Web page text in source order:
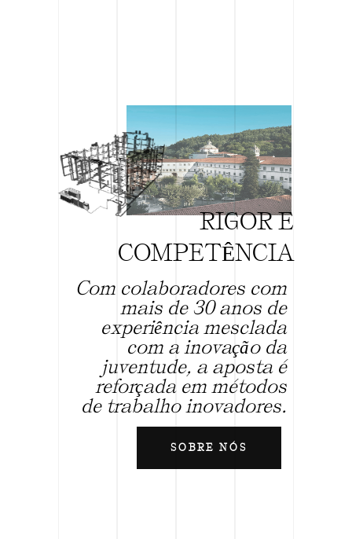
RIGORE
COMPETÊNCIA
Com colaboradores com
mais de 30 anos de
experiência mesclada
com a inovação da
juventude, a aposta é
reforçada em métodos
de trabalho inovadores.
SOBRE NÓS